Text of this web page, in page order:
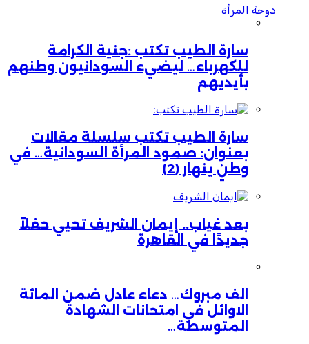
دوحة المرأة
سارة الطيب تكتب :جنية الكرامة
للكهرباء… ليضيء السودانيون وطنهم
بأيديهم
سارة الطيب تكتب سلسلة مقالات
بعنوان: صمود المرأة السودانية… في
وطنٍ ينهار (2)
بعد غياب.. إيمان الشريف تحيي حفلاً
جديدًا في القاهرة
الف مبروك… دعاء عادل ضمن المائة
الاوائل في امتحانات الشهادة
المتوسطة…